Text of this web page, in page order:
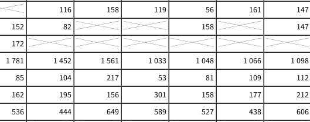
116 158 119 56 161
147
152 82 158
147
172
1 781 1 452 1 561 1 033 1 048 1 066
1 098
85 104 217 53 81 109
112
162 195 156 301 158 177
212
536 444 649 589 527 438
606